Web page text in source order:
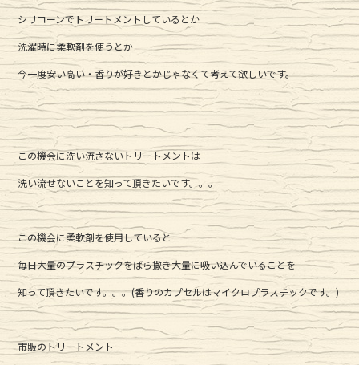
シリコーンでトリートメントしているとか
洗濯時に柔軟剤を使うとか
今一度安い高い・香りが好きとかじゃなくて考えて欲しいです。
この機会に洗い流さないトリートメントは
洗い流せないことを知って頂きたいです。。。
この機会に柔軟剤を使用していると
毎日大量のプラスチックをばら撒き大量に吸い込んでいることを
知って頂きたいです。。。(香りのカプセルはマイクロプラスチックです。)
市販のトリートメント